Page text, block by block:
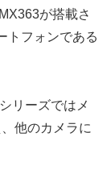
が搭載さ
トフォンである
リーズではメ
他のカメラに